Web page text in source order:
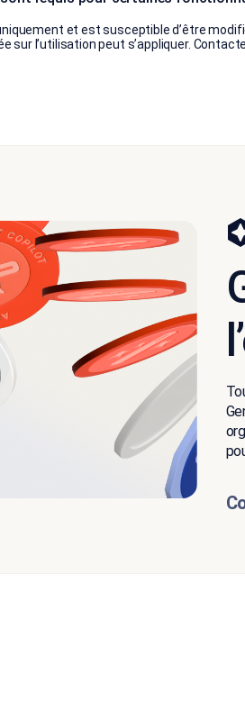
et est susceptible d’être
sur l’utilisation peut s’appliquer.